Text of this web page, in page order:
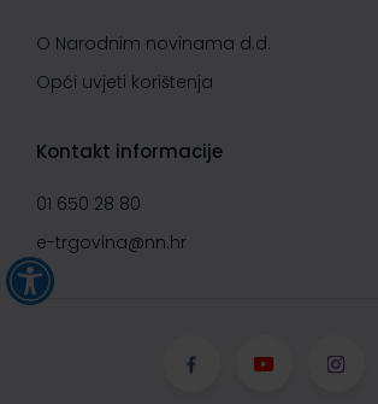
O Narodnim novinama d.d.
Opći uvjeti korištenja
Kontakt informacije
01 650 28 80
e-trgovina@nn.hr